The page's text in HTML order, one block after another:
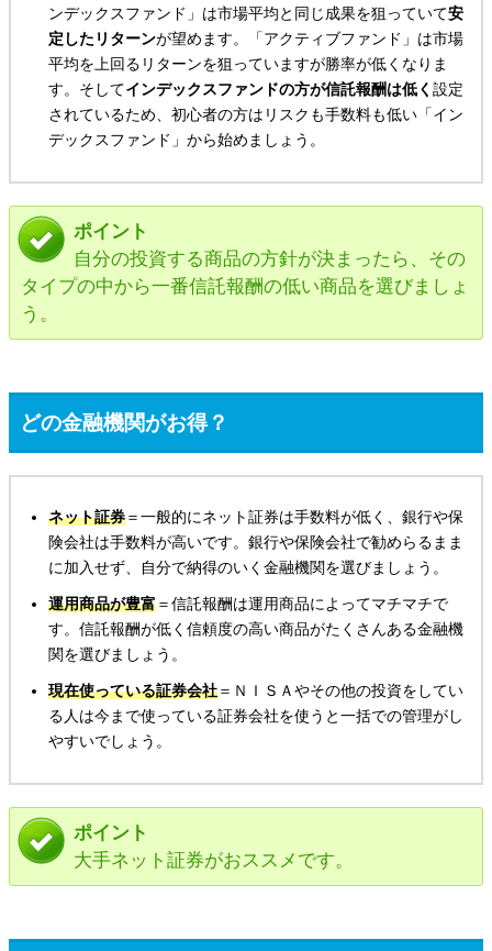
ンデックスファンド」は市場平均と同じ成果を狙っていて安
定したリターンが望めます。「アクティブファンド」は市場
平均を上回るリターンを狙っていますが勝率が低くなりま
す。そしてインデックスファンドの方が信託報酬は低く設定
されているため、初心者の方はリスクも手数料も低い「イン
デックスファンド」から始めましょう。
ポイント
自分の投資する商品の方針が決まったら、その
タイプの中から一番信託報酬の低い商品を選びましょ
う。
どの金融機関がお得？
ネット証券 ＝一般的にネット証券は手数料が低く、銀行や保
険会社は手数料が高いです。銀行や保険会社で勧めらるまま
に加入せず、自分で納得のいく金融機関を選びましょう。
運用商品が豊富 ＝信託報酬は運用商品によってマチマチで
す。信託報酬が低く信頼度の高い商品がたくさんある金融機
関を選びましょう。
現在使っている証券会社 ＝ＮＩＳＡやその他の投資をしてい
る人は今まで使っている証券会社を使うと一括での管理がし
やすいでしょう。
ポイント
大手ネット証券がおススメです。